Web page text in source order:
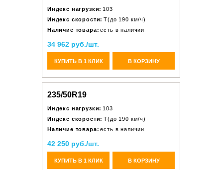
Индекс нагрузки: 103
Индекс скорости: T(до 190 км/ч)
Наличие товара: есть в наличии
34 962 руб./шт.
КУПИТЬ В 1 КЛИК В КОРЗИНУ
235/50R19
Индекс нагрузки: 103
Индекс скорости: T(до 190 км/ч)
Наличие товара: есть в наличии
42 250 руб./шт.
КУПИТЬ В 1 КЛИК В КОРЗИНУ